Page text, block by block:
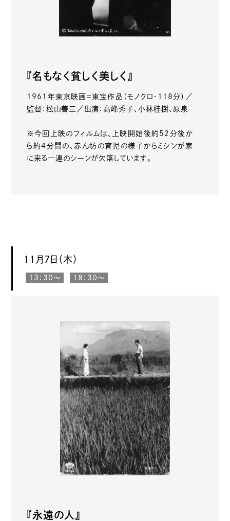
『名もなく貧しく美しく』
1961年東京映画＝東宝作品（モノクロ・118分）／
監督：松山善三／出演：高峰秀子、小林桂樹、原泉
※今回上映のフィルムは、上映開始後約52分後か
ら約4分間の、赤ん坊の育児の様子からミシンが家
に来る一連のシーンが欠落しています。
11月7日（木）
13：30〜 18：30〜
『永遠の人』